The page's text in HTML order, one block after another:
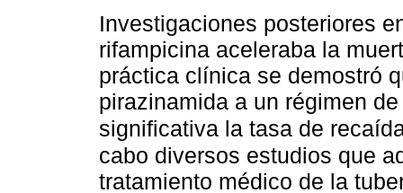
Investigaciones posteriores
rifampicina aceleraba la
práctica clínica se demostró
pirazinamida a un régimen
significativa la tasa de
cabo diversos estudios que
tratamiento médico de la